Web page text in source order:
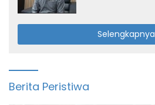
Selengkapnya
Berita Peristiwa